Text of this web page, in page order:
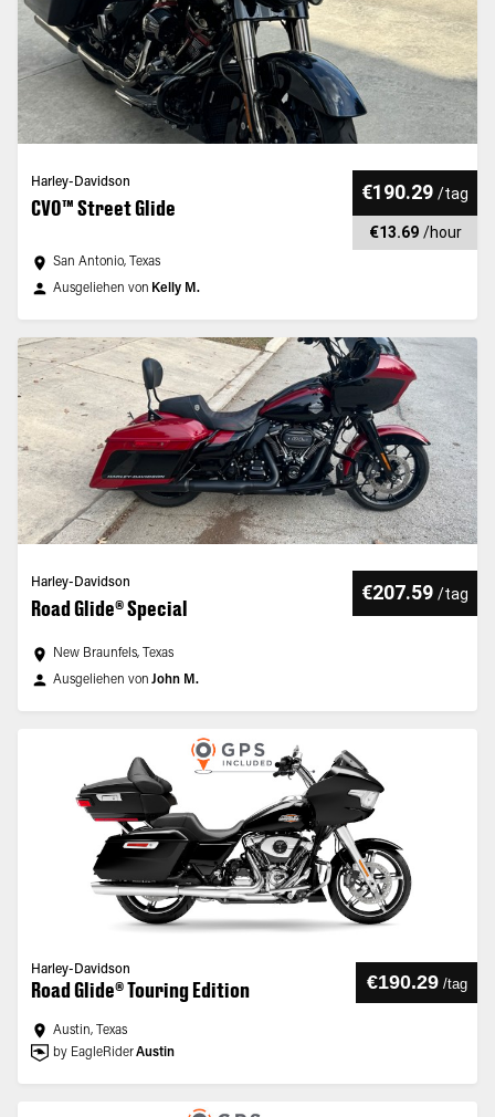
Harley-Davidson
CVO™ Street Glide
€190.29 /tag
€13.69 /hour
San Antonio, Texas
Ausgeliehen von Kelly M.
Harley-Davidson
Road Glide® Special
€207.59 /tag
New Braunfels, Texas
Ausgeliehen von John M.
Harley-Davidson
Road Glide® Touring Edition €190.29 /tag
Austin, Texas
by EagleRiderAustin